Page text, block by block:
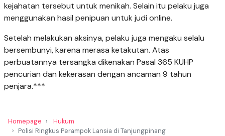
kejahatan tersebut untuk menikah. Selain itu pelaku juga
menggunakan hasil penipuan untuk judi online.
Setelah melakukan aksinya, pelaku juga mengaku selalu
bersembunyi, karena merasa ketakutan. Atas
perbuatannya tersangka dikenakan Pasal 365 KUHP
pencurian dan kekerasan dengan ancaman 9 tahun
penjara.***
Homepage
Hukum
Polisi Ringkus Perampok Lansia di Tanjungpinang